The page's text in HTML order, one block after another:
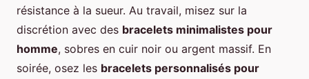
résistance à la sueur. Au travail, misez sur la
discrétion avec des bracelets minimalistes pour
homme, sobres en cuir noir ou argent massif. En
soirée, osez les bracelets personnalisés pour